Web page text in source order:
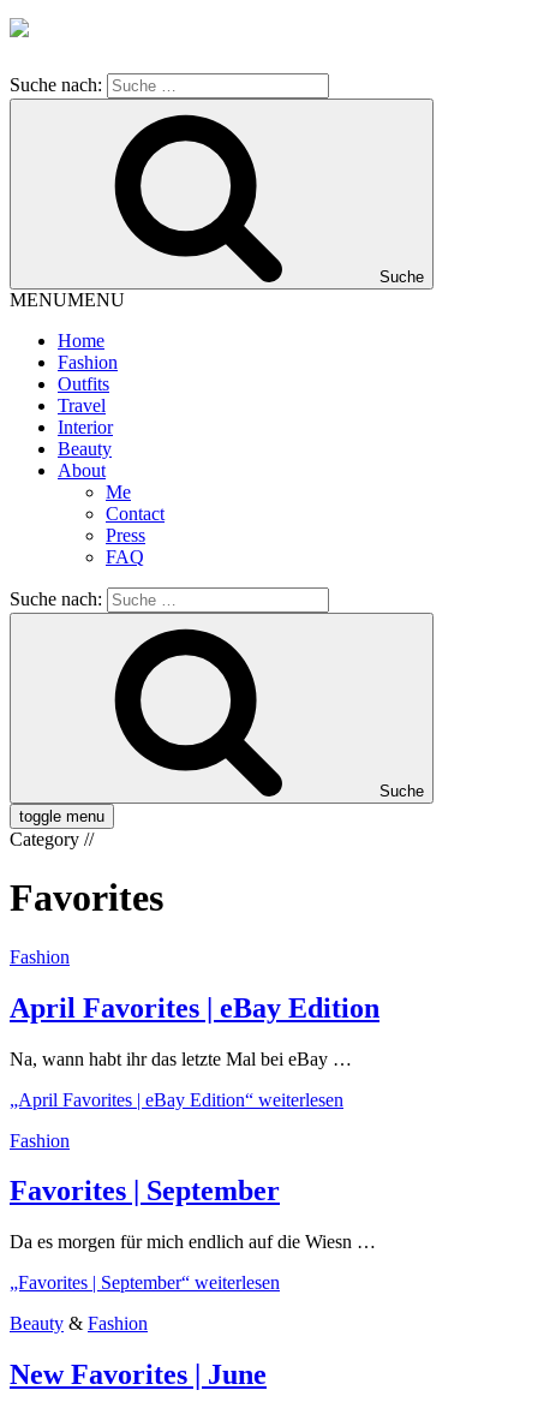
Suche nach:
Suche
MENUMENU
Home
Fashion
Outfits
Travel
Interior
Beauty
About
Me
Contact
Press
FAQ
Suche nach:
Suche
toggle menu
Category //
Favorites
Fashion
April Favorites | eBay Edition
Na, wann habt ihr das letzte Mal bei eBay …
„April Favorites | eBay Edition“ weiterlesen
Fashion
Favorites | September
Da es morgen für mich endlich auf die Wiesn …
„Favorites | September“ weiterlesen
Beauty & Fashion
New Favorites | June